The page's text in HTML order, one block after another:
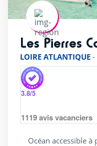
Les Pierres
LOIRE ATLANTIQUE -
3.8/5
1119avis vacanciers
Océan accessible